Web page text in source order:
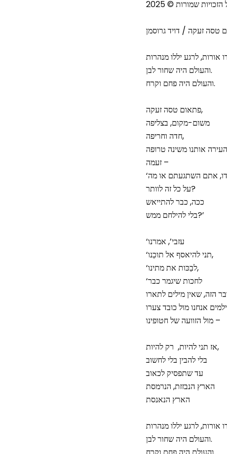
הזכויות שמורות © 2025
טסה זעקה / דויד גרוסמן
אורות, לרגע יללו מנהרות
והעולם היה שחור לבן.
והעולם היה פחם וקרח.
פתאום טסה זעקה,
משום-מקום, בצליפה
חדה וחריפה,
זעמה –
על כל זה לוותר?
ככה, כבר להתייאש
בלי להילחם ממש?’
‘עזבי’, אמרנו
‘תני להיאסף אל תוכֵנו,
‘לבַכּות את מתינו,
‘לחכות שיגמר כבר
מול הזוועה של חטופינו –
אז תני להיות, רק להיות,
בלי להבין בלי לחשוב
עד שתפסיק לכאוב
הארץ הנבזזת, הנרמסת
הארץ הנאנסת
אורות, לרגע יללו מנהרות
והעולם היה שחור לבן.